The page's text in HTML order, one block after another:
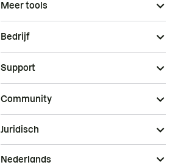
Meer tools
Bedrijf
Support
Community
Juridisch
Nederlands